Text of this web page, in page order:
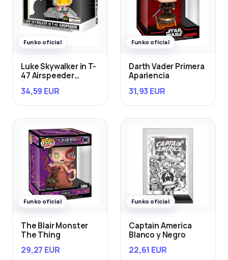
Funko oficial
Luke Skywalker in T-
47 Airspeeder
34,59 EUR
Funko oficial
Darth Vader Primera
Apariencia
31,93 EUR
Funko oficial
The Blair Monster
The Thing
29,27 EUR
Funko oficial
Captain America
Blanco y Negro
22,61 EUR